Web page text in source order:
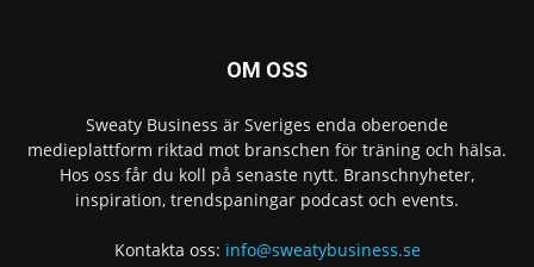
OM OSS
Sweaty Business är Sveriges enda oberoende
medieplattform riktad mot branschen för träning och hälsa.
Hos oss får du koll på senaste nytt. Branschnyheter,
inspiration, trendspaningar podcast och events.
Kontakta oss: info@sweatybusiness.se